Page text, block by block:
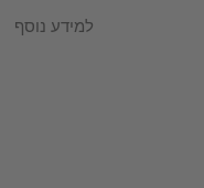
למידע נוסף